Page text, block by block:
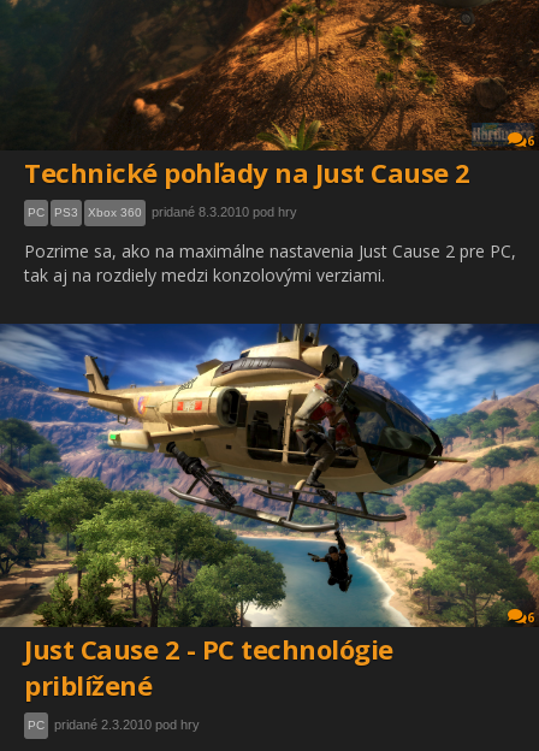
6
Technické pohľady na Just Cause 2
PC PS3 Xbox 360 pridané 8.3.2010 pod hry
Pozrime sa, ako na maximálne nastavenia Just Cause 2 pre PC,
tak aj na rozdiely medzi konzolovými verziami.
6
Just Cause 2 - PC technológie
priblížené
PC pridané 2.3.2010 pod hry